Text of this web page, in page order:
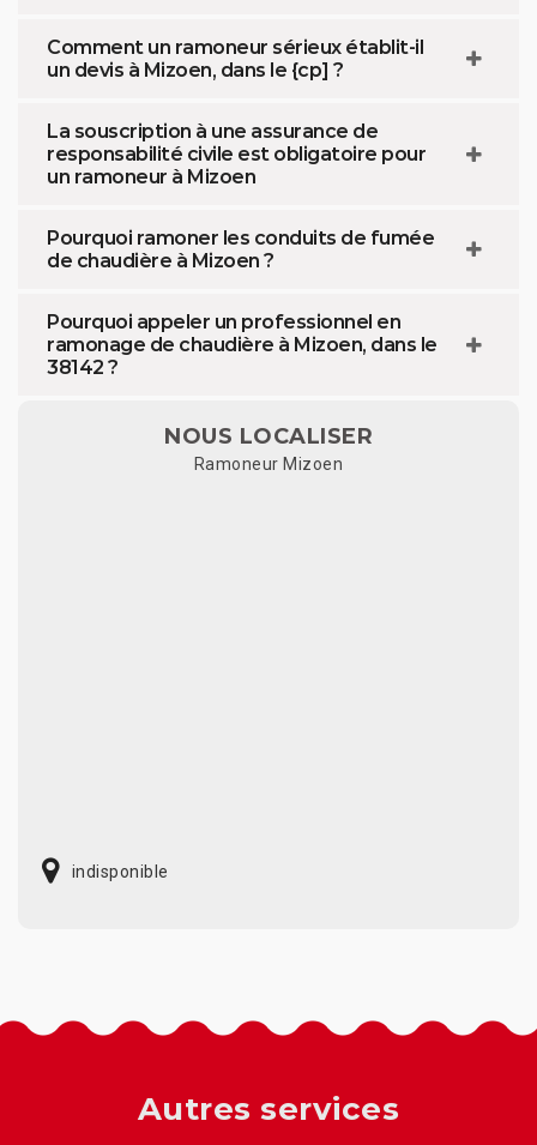
Comment un ramoneur sérieux établit-il
un devis à Mizoen, dans le {cp] ?
La souscription à une assurance de
responsabilité civile est obligatoire pour
un ramoneur à Mizoen
Pourquoi ramoner les conduits de fumée
de chaudière à Mizoen ?
Pourquoi appeler un professionnel en
ramonage de chaudière à Mizoen, dans le
38142 ?
NOUS LOCALISER
Ramoneur Mizoen
indisponible
Autres services